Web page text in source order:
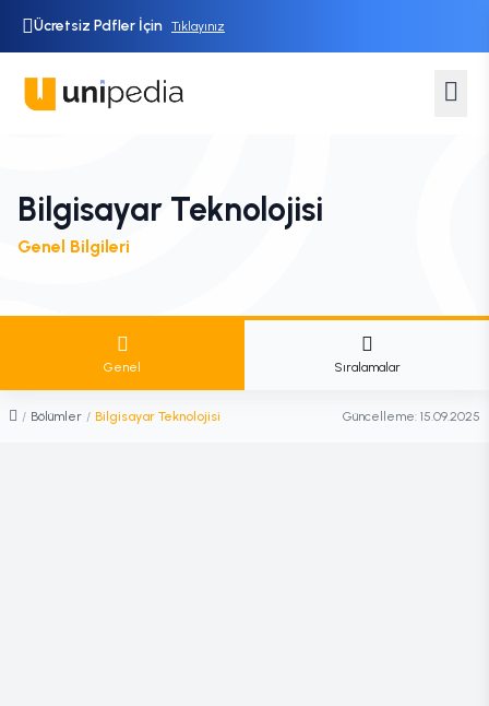
Ücretsiz Pdfler İçin Tıklayınız
Bilgisayar Teknolojisi
Genel Bilgileri
Genel Sıralamalar
/ Bölümler / Bilgisayar Teknolojisi Güncelleme: 15.09.2025